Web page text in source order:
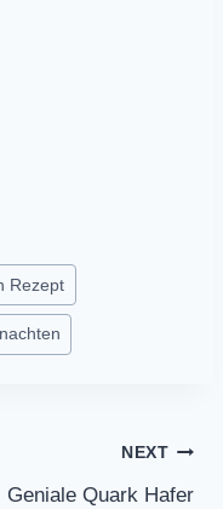
Rezept
NEXT
Geniale Quark Hafer